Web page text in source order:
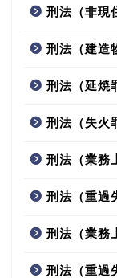
刑法（非現
刑法（建造
刑法（延焼
刑法（失火
刑法（業務
刑法（重過
刑法（業務
刑法（重過